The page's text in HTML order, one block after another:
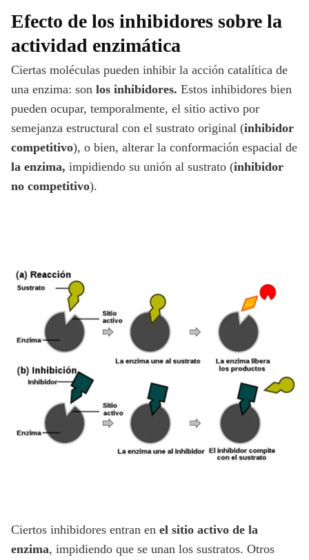
Efecto de los inhibidores sobre la
actividad enzimática
Ciertas moléculas pueden inhibir la acción catalítica de
una enzima: son los inhibidores. Estos inhibidores bien
pueden ocupar, temporalmente, el sitio activo por
semejanza estructural con el sustrato original (inhibidor
competitivo), o bien, alterar la conformación espacial de
la enzima, impidiendo su unión al sustrato (inhibidor
no competitivo).
Ciertos inhibidores entran en el sitio activo de la
enzima, impidiendo que se unan los sustratos. Otros